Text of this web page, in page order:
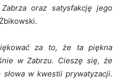
oraz satysfakcję jego
za to, że ta piękna
w Zabrzu. Cieszę się, że
w kwestii prywatyzacji.